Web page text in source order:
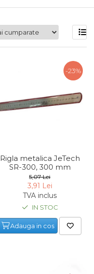
-23%
Rigla metalica JeTech
SR-300, 300 mm
5,07 Lei
3,91 Lei
TVA inclus
IN STOC
Adauga in cos